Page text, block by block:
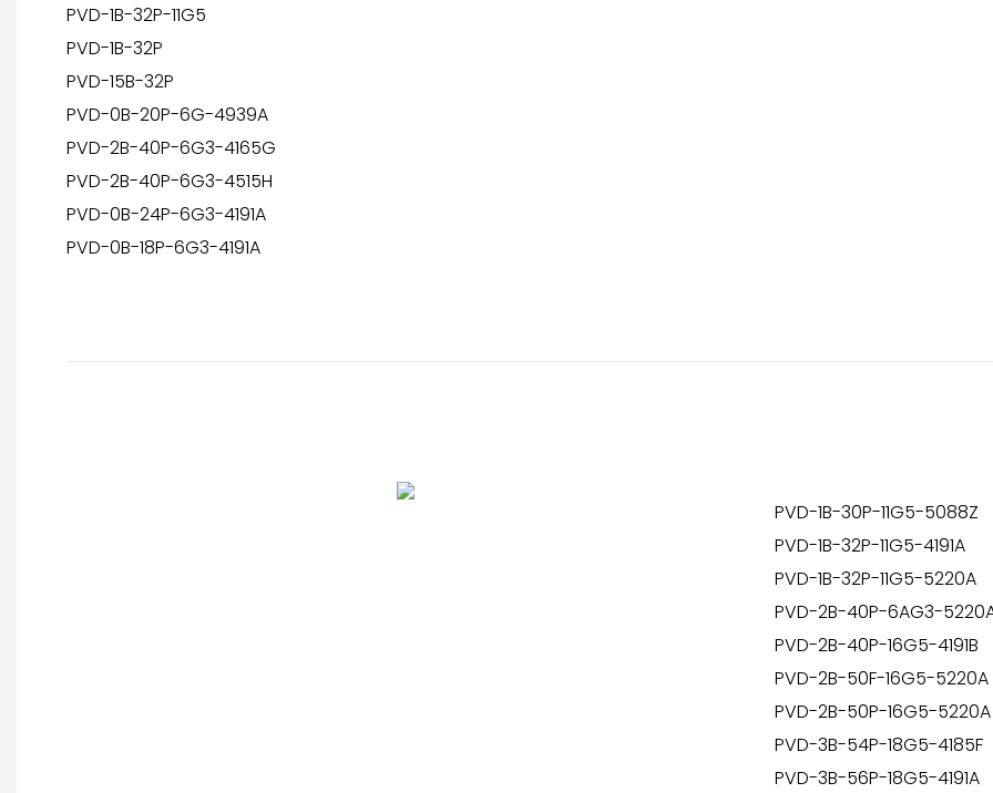
PVD-1B-32P-11G5
PVD-1B-32P
PVD-15B-32P
PVD-0B-20P-6G-4939A
PVD-2B-40P-6G3-4165G
PVD-2B-40P-6G3-4515H
PVD-0B-24P-6G3-4191A
PVD-0B-18P-6G3-4191A
PVD-1B-30P-11G5-5088Z
PVD-1B-32P-11G5-4191A
PVD-1B-32P-11G5-5220A
PVD-2B-40P-6AG3-
PVD-2B-40P-16G5-4191B
PVD-2B-50F-16G5-5220A
PVD-2B-50P-16G5-5220A
PVD-3B-54P-18G5-4185F
PVD-3B-56P-18G5-4191A